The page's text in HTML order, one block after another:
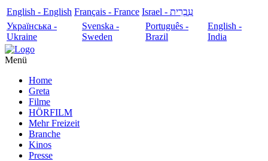
English - English Français - France
עִבְרִית - Israel
Українська -
Ukraine
Svenska -
Sweden
Português -
Brazil
English -
India
Menü
Home
Greta
Filme
HÖRFILM
Mehr Freizeit
Branche
Kinos
Presse